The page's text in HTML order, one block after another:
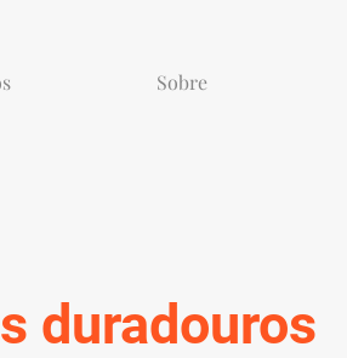
Sobre
duradouros